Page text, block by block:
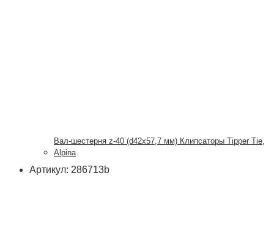
Вал-шестерня z-40 (d42x57,7 мм) Клипсаторы Tipper Tie,
Alpina
Артикул: 286713b